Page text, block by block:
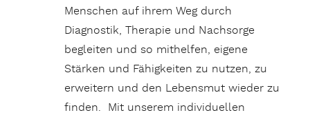
Menschen auf ihrem Weg durch
Diagnostik, Therapie und Nachsorge
begleiten und so mithelfen, eigene
Stärken und Fähigkeiten zu nutzen, zu
erweitern und den Lebensmut wieder zu
finden. Mit unserem individuellen